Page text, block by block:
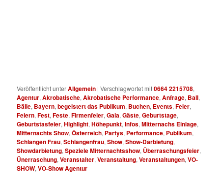
Veröffentlicht unterAllgemein |Verschlagwortet mit0664 2215708,
Agentur,Akrobatische,Akrobatische Performance,Anfrage, Ball,
Bälle, Bayern,begeistert das Publikum, Buchen, Events,Feier,
Feiern,Fest,Feste,Firmenfeier,Gala,Gäste,Geburtstage,
Geburtstasfeier,Highlight,Höhepunkt,Infos,Mitternachs Einlage,
Mitternachts Show,Österreich, Partys, Performance, Publikum,
Schlangen Frau,Schlangenfrau,Show,Show-Darbietung,
Showdarbietung,Speziele Mitternachtsshow, Überraschungsfeier,
Ünerraschung,Veranstalter,Veranstaltung,Veranstaltungen,VO-
SHOW,VO-Show Agentur